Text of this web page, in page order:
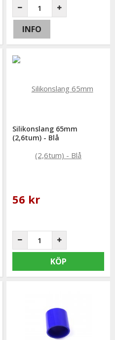
INFO
Silikonslang 65mm
(2,6tum) - Blå
56 kr
KÖP